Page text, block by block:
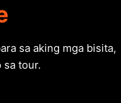
sa aking mga bisita,
sa tour.